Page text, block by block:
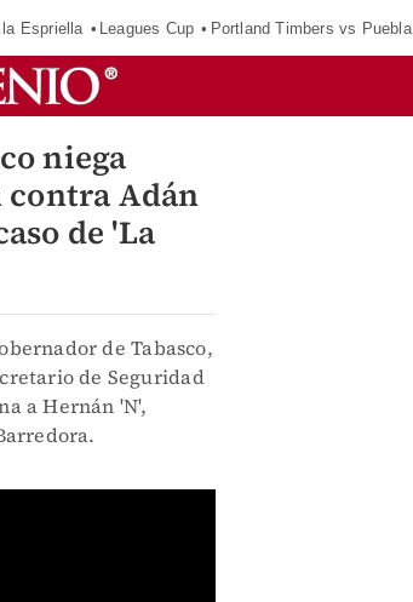
Espriella Leagues Cup Portland Timbers vs Puebla
niega
Adán
de 'La
de Tabasco,
de Seguridad
a Hernán 'N',